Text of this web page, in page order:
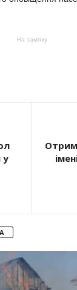
На замітку
у